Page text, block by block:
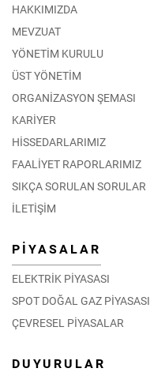
HAKKIMIZDA
MEVZUAT
YÖNETİM KURULU
ÜST YÖNETİM
ORGANİZASYON ŞEMASI
KARİYER
HİSSEDARLARIMIZ
FAALİYET RAPORLARIMIZ
SIKÇA SORULAN SORULAR
İLETİŞİM
PİYASALAR
ELEKTRİK PİYASASI
SPOT DOĞAL GAZ PİYASASI
ÇEVRESEL PİYASALAR
DUYURULAR